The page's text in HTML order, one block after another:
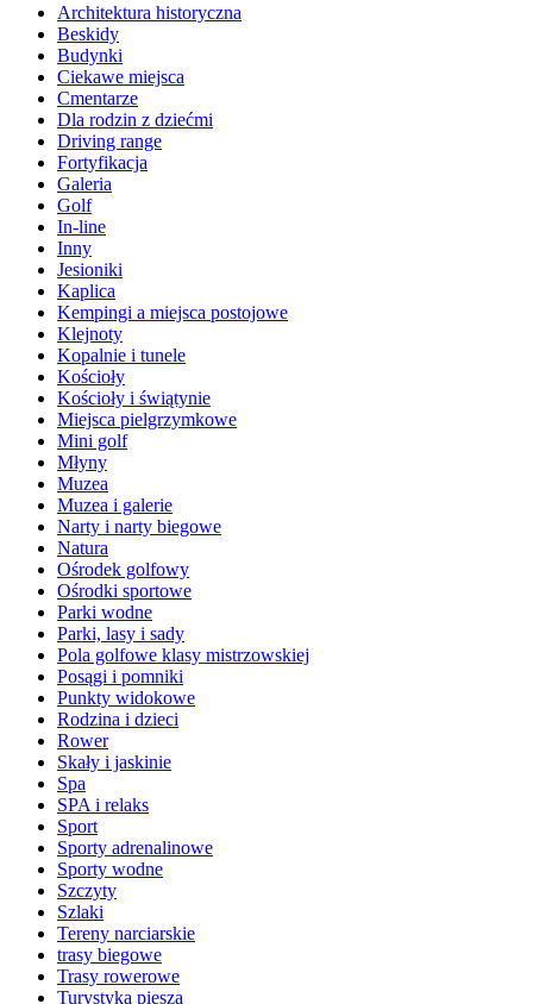
Architektura historyczna
Beskidy
Budynki
Ciekawe miejsca
Cmentarze
Dla rodzin z dziećmi
Driving range
Fortyfikacja
Galeria
Golf
In-line
Inny
Jesioniki
Kaplica
Kempingi a miejsca postojowe
Klejnoty
Kopalnie i tunele
Kościoły
Kościoły i świątynie
Miejsca pielgrzymkowe
Mini golf
Młyny
Muzea
Muzea i galerie
Narty i narty biegowe
Natura
Ośrodek golfowy
Ośrodki sportowe
Parki wodne
Parki, lasy i sady
Pola golfowe klasy mistrzowskiej
Posągi i pomniki
Punkty widokowe
Rodzina i dzieci
Rower
Skały i jaskinie
Spa
SPA i relaks
Sport
Sporty adrenalinowe
Sporty wodne
Szczyty
Szlaki
Tereny narciarskie
trasy biegowe
Trasy rowerowe
Turystyka piesza